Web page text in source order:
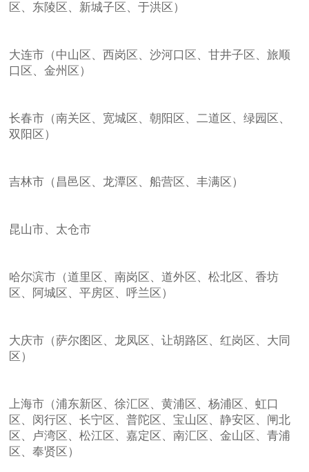
区、东陵区、新城子区、于洪区）
大连市（中山区、西岗区、沙河口区、甘井子区、旅顺
口区、金州区）
长春市（南关区、宽城区、朝阳区、二道区、绿园区、
双阳区）
吉林市（昌邑区、龙潭区、船营区、丰满区）
昆山市、太仓市
哈尔滨市（道里区、南岗区、道外区、松北区、香坊
区、阿城区、平房区、呼兰区）
大庆市（萨尔图区、龙凤区、让胡路区、红岗区、大同
区）
上海市（浦东新区、徐汇区、黄浦区、杨浦区、虹口
区、闵行区、长宁区、普陀区、宝山区、静安区、闸北
区、卢湾区、松江区、嘉定区、南汇区、金山区、青浦
区、奉贤区）